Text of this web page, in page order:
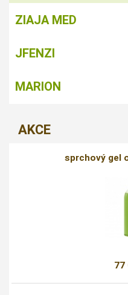
ZIAJA MED
JFENZI
MARION
AKCE
sprchový gel
77